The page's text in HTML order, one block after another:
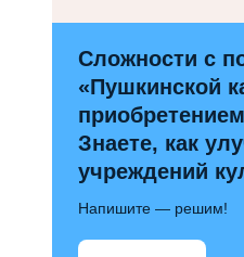
Сложности с
«Пушкинской
Знаете, как
учреждений
Напишите — решим!